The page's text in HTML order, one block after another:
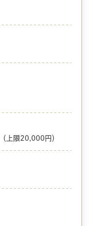
上限20,000円）